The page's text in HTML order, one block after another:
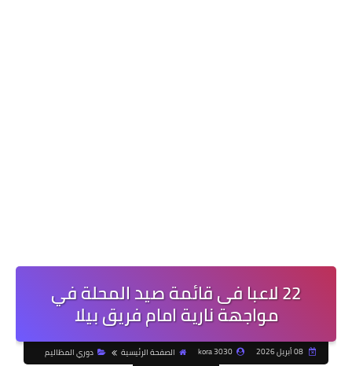
22 لاعبا فى قائمة صيد المحلة في
مواجهة نارية امام فريق بيلا
08 أبريل 2026 kora 3030 الصفحة الرئيسية دوري المظاليم